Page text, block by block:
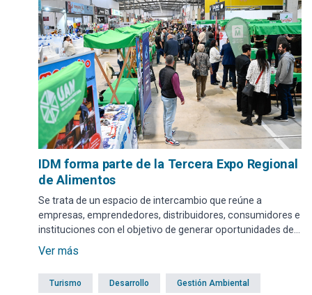
IDM forma parte de la Tercera Expo Regional
de Alimentos
Se trata de un espacio de intercambio que reúne a
empresas, emprendedores, distribuidores, consumidores e
instituciones con el objetivo de generar oportunidades de
negocio y fortalecer la integración regional. El evento
noviembre, de 8 a 14 horas, en el Pabellón Polivalente de la
Unidad Agroalimentaria Metropolitana (UAM).
Ver más
Turismo Desarrollo Gestión Ambiental